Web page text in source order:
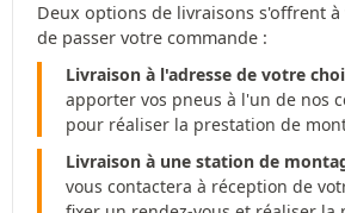
Deux options de livraisons s'offrent
de passer votre commande :
Livraison à l'adresse de votre
apporter vos pneus à l'un de nos
pour réaliser la prestation de
Livraison à une station de
vous contactera à réception de